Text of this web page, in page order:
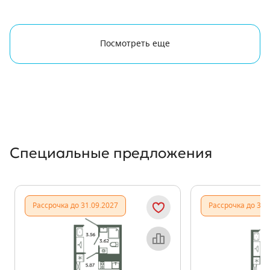
Посмотреть еще
Специальные предложения
Рассрочка до 31.09.2027 Рассрочка до